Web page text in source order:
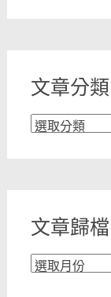
文章分類
文
文章歸檔
文